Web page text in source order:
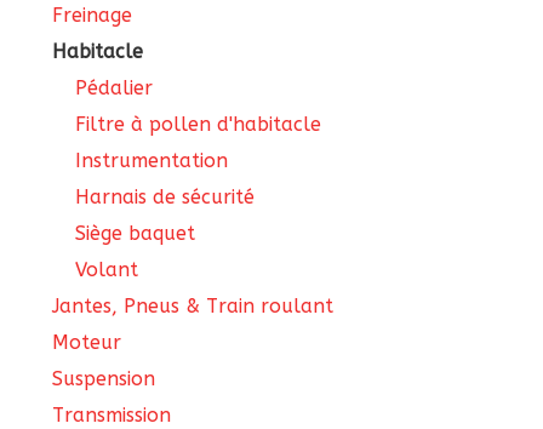
Freinage
Habitacle
Pédalier
Filtre à pollen d'habitacle
Instrumentation
Harnais de sécurité
Siège baquet
Volant
Jantes, Pneus & Train roulant
Moteur
Suspension
Transmission